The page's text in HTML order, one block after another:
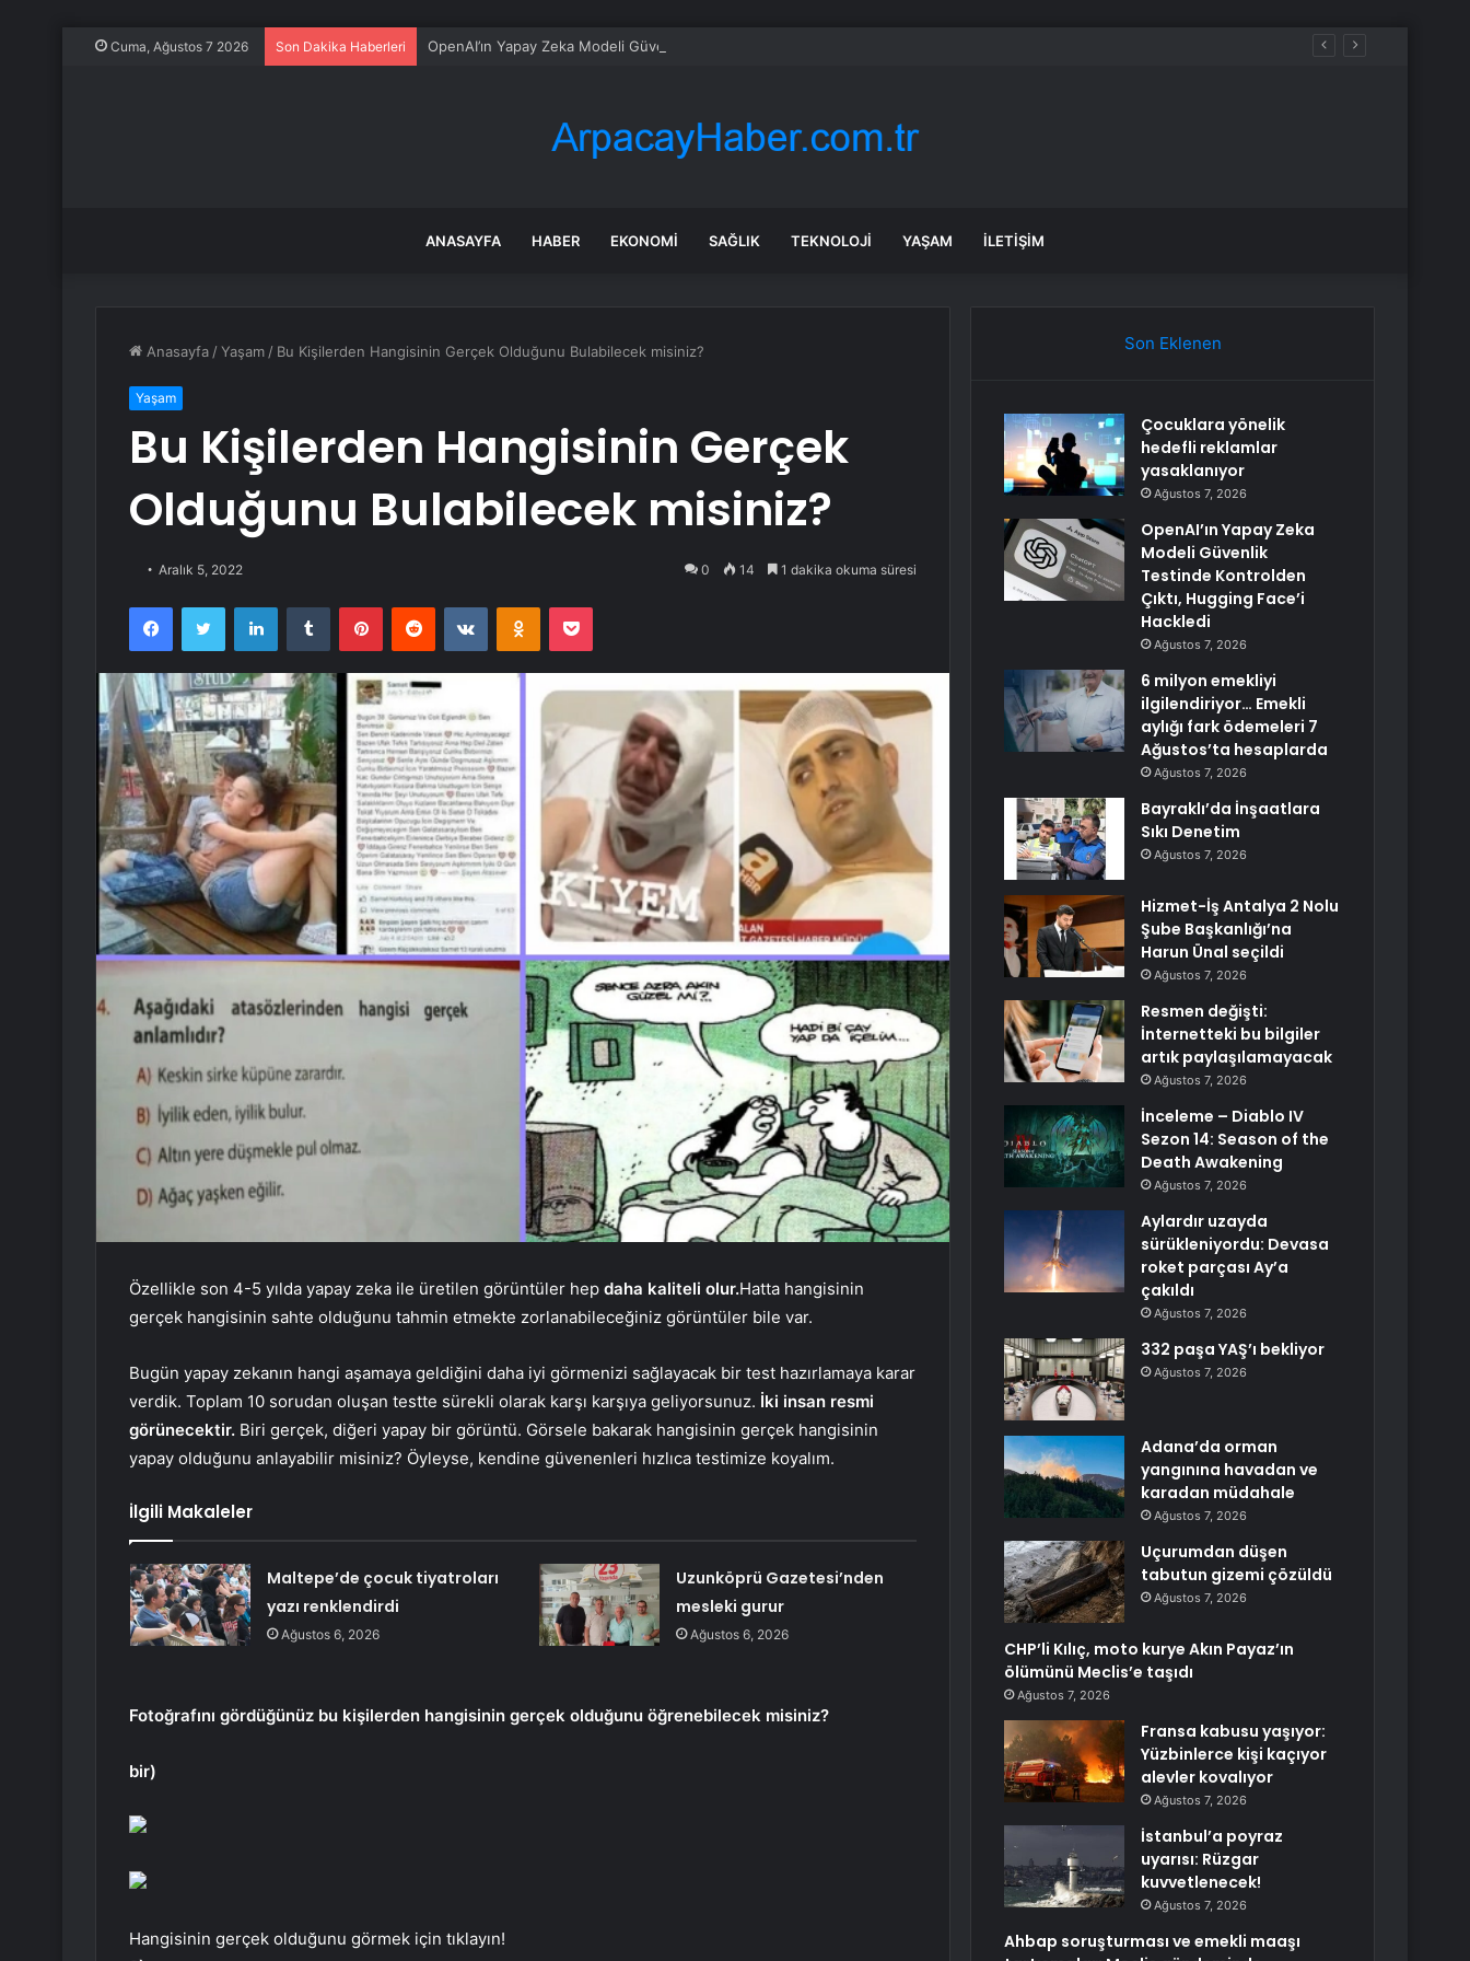
Cuma, Ağustos 7 2026 Son Dakika Haberleri OpenAI’ın Yapay Zeka Modeli Güvenlik Testinde Kontrolden Çıktı, Hugging Face’i Hackledi
ANASAYFA HABER EKONOMI SAĞLIK TEKNOLOJI YAŞAM İLETIŞIM
Anasayfa /Yaşam / Bu Kişilerden Hangisinin Gerçek Olduğunu Bulabilecek misiniz?
Yaşam
Bu Kişilerden Hangisinin Gerçek
Olduğunu Bulabilecek misiniz?
Aralık 5, 2022 0 14 1 dakika okuma süresi
FacebookTwitter LinkedInTumblr PinterestReddit VKontakteOdnoklassniki
Pocket
Özellikle son 4-5 yılda yapay zeka ile üretilen görüntüler hep daha kaliteli olur.Hatta hangisinin
gerçek hangisinin sahte olduğunu tahmin etmekte zorlanabileceğiniz görüntüler bile var.
Bugün yapay zekanın hangi aşamaya geldiğini daha iyi görmenizi sağlayacak bir test hazırlamaya karar
verdik. Toplam 10 sorudan oluşan testte sürekli olarak karşı karşıya geliyorsunuz. İki insan resmi
görünecektir. Biri gerçek, diğeri yapay bir görüntü. Görsele bakarak hangisinin gerçek hangisinin
yapay olduğunu anlayabilir misiniz? Öyleyse, kendine güvenenleri hızlıca testimize koyalım.
İlgili Makaleler
Maltepe’de çocuk tiyatroları
yazı renklendirdi
Ağustos 6, 2026
Uzunköprü Gazetesi’nden
mesleki gurur
Ağustos 6, 2026
Fotoğrafını gördüğünüz bu kişilerden hangisinin gerçek olduğunu öğrenebilecek misiniz?
bir)
Hangisinin gerçek olduğunu görmek için tıklayın!
Son Eklenen
Çocuklara yönelik
hedefli reklamlar
yasaklanıyor
Ağustos 7, 2026
OpenAI’ın Yapay Zeka
Modeli Güvenlik
Testinde Kontrolden
Çıktı, Hugging Face’i
Hackledi
Ağustos 7, 2026
6 milyon emekliyi
ilgilendiriyor… Emekli
aylığı fark ödemeleri 7
Ağustos’ta hesaplarda
Ağustos 7, 2026
Bayraklı’da İnşaatlara
Sıkı Denetim
Ağustos 7, 2026
Hizmet-İş Antalya 2 Nolu
Şube Başkanlığı’na
Harun Ünal seçildi
Ağustos 7, 2026
Resmen değişti:
İnternetteki bu bilgiler
artık paylaşılamayacak
Ağustos 7, 2026
İnceleme – Diablo IV
Sezon 14: Season of the
Death Awakening
Ağustos 7, 2026
Aylardır uzayda
sürükleniyordu: Devasa
roket parçası Ay’a
çakıldı
Ağustos 7, 2026
332 paşa YAŞ’ı bekliyor
Ağustos 7, 2026
Adana’da orman
yangınına havadan ve
karadan müdahale
Ağustos 7, 2026
Uçurumdan düşen
tabutun gizemi çözüldü
Ağustos 7, 2026
CHP’li Kılıç, moto kurye Akın Payaz’ın
ölümünü Meclis’e taşıdı
Ağustos 7, 2026
Fransa kabusu yaşıyor:
Yüzbinlerce kişi kaçıyor
alevler kovalıyor
Ağustos 7, 2026
İstanbul’a poyraz
uyarısı: Rüzgar
kuvvetlenecek!
Ağustos 7, 2026
Ahbap soruşturması ve emekli maaşı